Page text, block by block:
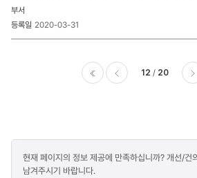
2020-03-31
12 20
만족도
조사
현재 페이지의 정보 제공에 만족하십니까? 개선/건
남겨주시기 바랍니다.